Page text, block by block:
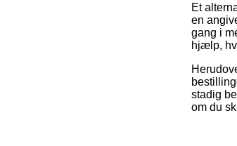
Et
en
gang i
hjælp,
stadig
om du